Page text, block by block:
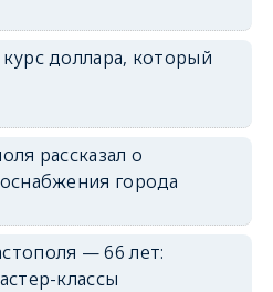
доллара, который
рассказал о
города
— 66 лет:
классы